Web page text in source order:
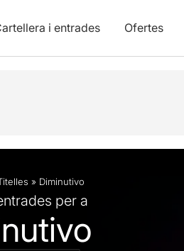
i entrades Ofertes
artística Fotos i vídeos
» Diminutivo
per a